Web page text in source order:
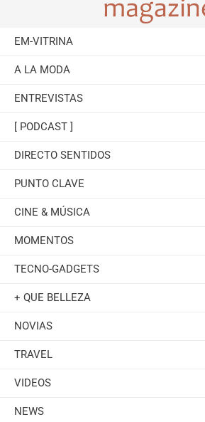
EM-VITRINA
A LA MODA
ENTREVISTAS
[ PODCAST ]
DIRECTO SENTIDOS
PUNTO CLAVE
CINE & MÚSICA
MOMENTOS
TECNO-GADGETS
+ QUE BELLEZA
NOVIAS
TRAVEL
VIDEOS
NEWS